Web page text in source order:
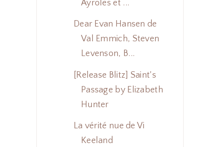
Ayroles et ...
Dear Evan Hansen de
Val Emmich, Steven
Levenson, B...
[Release Blitz] Saint's
Passage by Elizabeth
Hunter
La vérité nue de Vi
Keeland